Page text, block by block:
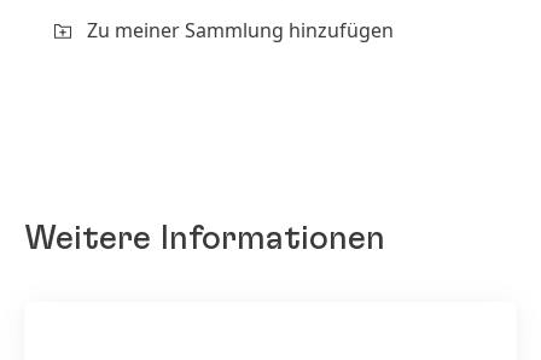
Zu meiner Sammlung hinzufügen
Weitere Informationen